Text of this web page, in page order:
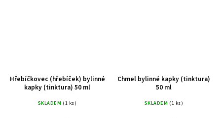
Hřebíčkovec (hřebíček) bylinné
kapky (tinktura) 50 ml
SKLADEM (1 ks)
Chmel bylinné kapky (tinktura)
50 ml
SKLADEM (1 ks)